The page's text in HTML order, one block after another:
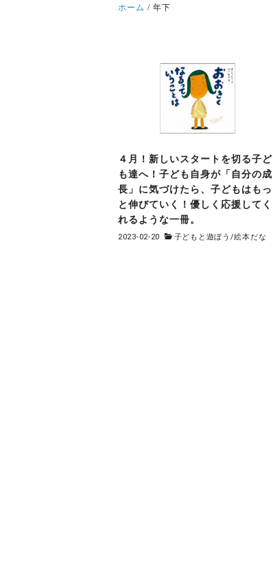
ホーム 年下
４月！新しいスタートを切る子ど
も達へ！子ども自身が「自分の成
長」に気づけたら、子どもはもっ
と伸びていく！優しく応援してく
れるような一冊。
2023-02-20 子どもと遊ぼう /絵本だな